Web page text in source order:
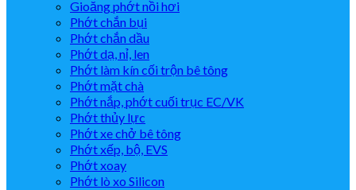
Gioăng phớt nồi hơi
Phớt chắn bụi
Phớt chắn dầu
Phớt dạ, nỉ, len
Phớt làm kín cối trộn bê tông
Phớt mặt chà
Phớt nắp, phớt cuối trục EC/VK
Phớt thủy lực
Phớt xe chở bê tông
Phớt xếp, bộ, EVS
Phớt xoay
Phớt lò xo Silicon